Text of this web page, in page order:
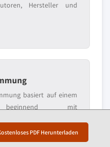
PDF Herunterladen
Hersteller und
basiert auf einem
beginnend mit
die direkt durch
werden, ergänzt durch
von Herstellern und